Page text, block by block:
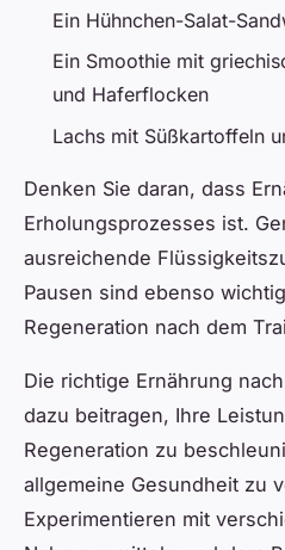
Ein Hühnchen-Salat-
Ein Smoothie mit
und Haferflocken
Lachs mit Süßkartoffeln
Denken Sie daran, dass
Erholungsprozesses ist.
ausreichende
Pausen sind ebenso
Regeneration nach dem
Die richtige Ernährung
dazu beitragen, Ihre
Regeneration zu
allgemeine Gesundheit zu
Experimentieren mit